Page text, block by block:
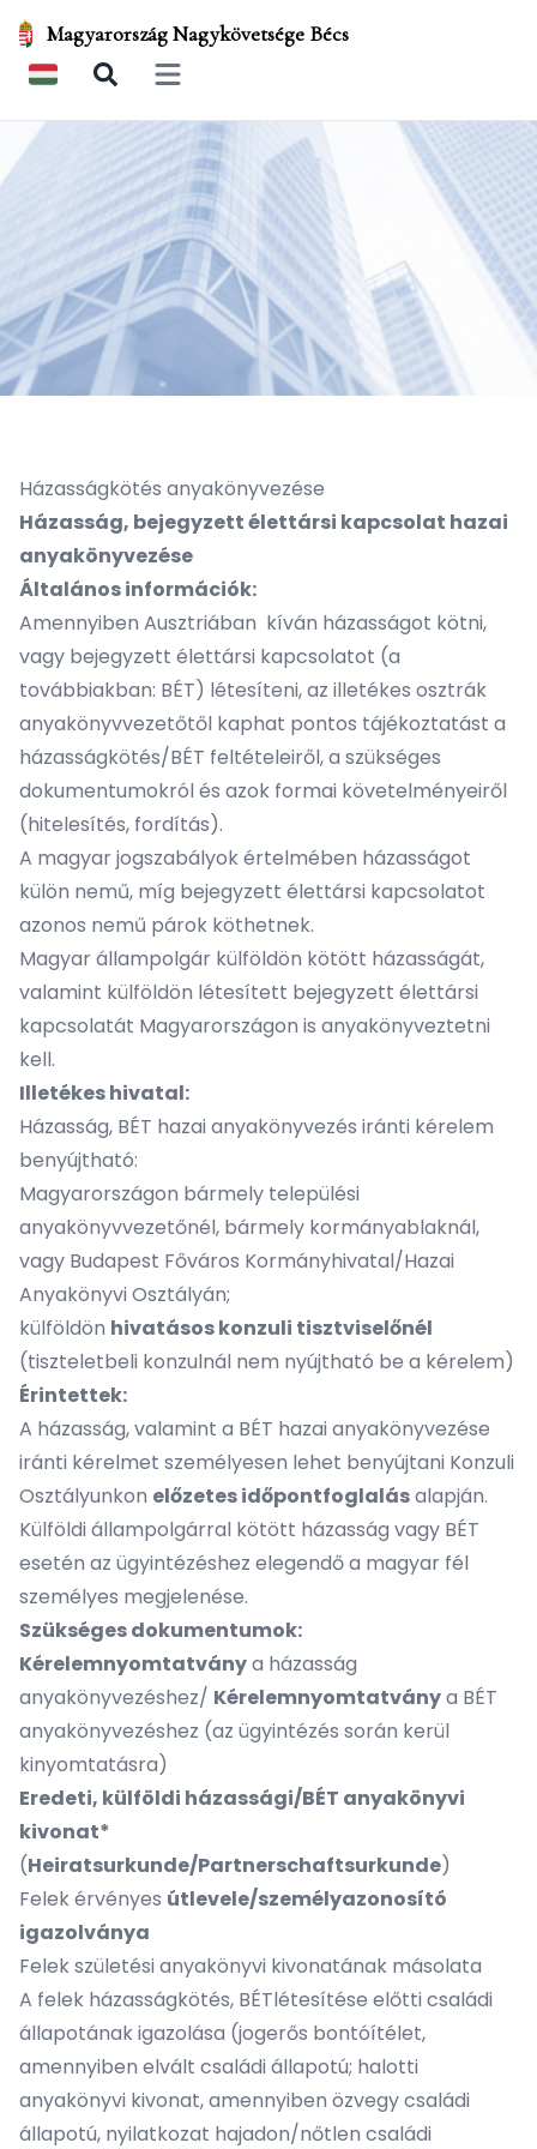
Magyarország Nagykövetsége Bécs
Open main menu
Házasságkötés anyakönyvezése
Házasság, bejegyzett élettársi kapcsolat hazai
anyakönyvezése
Általános információk:
Amennyiben Ausztriában kíván házasságot kötni,
vagy bejegyzett élettársi kapcsolatot (a
továbbiakban: BÉT) létesíteni, az illetékes osztrák
anyakönyvvezetőtől kaphat pontos tájékoztatást a
házasságkötés/BÉT feltételeiről, a szükséges
dokumentumokról és azok formai követelményeiről
(hitelesítés, fordítás).
A magyar jogszabályok értelmében házasságot
külön nemű, míg bejegyzett élettársi kapcsolatot
azonos nemű párok köthetnek.
Magyar állampolgár külföldön kötött házasságát,
valamint külföldön létesített bejegyzett élettársi
kapcsolatát Magyarországon is anyakönyveztetni
kell.
Illetékes hivatal:
Házasság, BÉT hazai anyakönyvezés iránti kérelem
benyújtható:
Magyarországon bármely települési
anyakönyvvezetőnél, bármely kormányablaknál,
vagy Budapest Főváros Kormányhivatal/Hazai
Anyakönyvi Osztályán;
külföldön hivatásos konzuli tisztviselőnél
(tiszteletbeli konzulnál nem nyújtható be a kérelem)
Érintettek:
A házasság, valamint a BÉT hazai anyakönyvezése
iránti kérelmet személyesen lehet benyújtani Konzuli
Osztályunkon előzetes időpontfoglalásalapján.
Külföldi állampolgárral kötött házasság vagy BÉT
esetén az ügyintézéshez elegendő a magyar fél
személyes megjelenése.
Szükséges dokumentumok:
Kérelemnyomtatványa házasság
anyakönyvezéshez/ Kérelemnyomtatványa BÉT
anyakönyvezéshez (az ügyintézés során kerül
kinyomtatásra)
Eredeti, külföldi házassági/BÉT anyakönyvi
kivonat*
(Heiratsurkunde/Partnerschaftsurkunde)
Felek érvényes útlevele/személyazonosító
igazolványa
Felek születési anyakönyvi kivonatának másolata
A felek házasságkötés, BÉTlétesítése előtti családi
állapotának igazolása (jogerős bontóítélet,
amennyiben elvált családi állapotú; halotti
anyakönyvi kivonat, amennyiben özvegy családi
állapotú, nyilatkozat hajadon/nőtlen családi